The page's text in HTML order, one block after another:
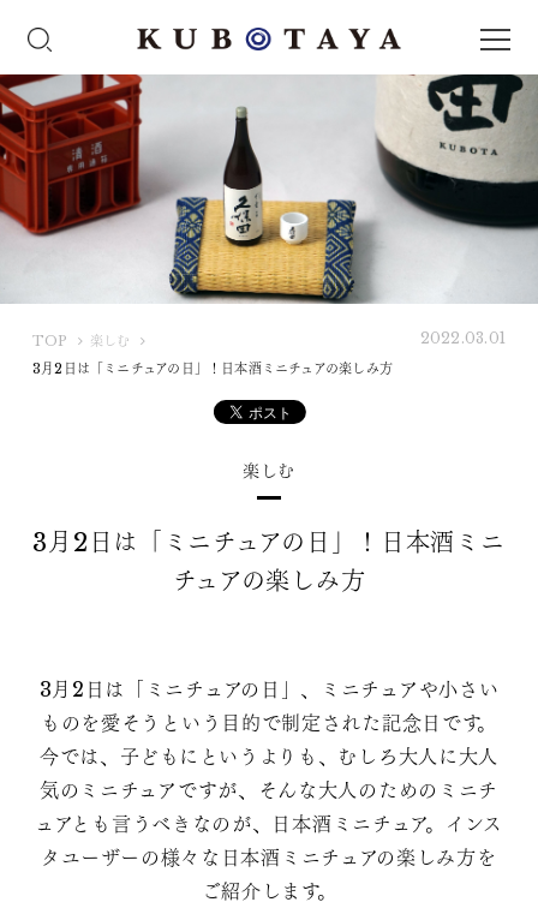
TOP
U
楽しむ
3月2日は「ミニチュアの日」！日本酒ミニチュアの楽しみ方
2022.03.01
楽しむ
3月2日は「ミニチュアの日」！日本酒ミニ
チュアの楽しみ方
3月2日は「ミニチュアの日」、ミニチュアや小さい
ものを愛そうという目的で制定された記念日です。
今では、子どもにというよりも、むしろ大人に大人
気のミニチュアですが、そんな大人のためのミニチ
ュアとも言うべきなのが、日本酒ミニチュア。インス
タユーザーの様々な日本酒ミニチュアの楽しみ方を
ご紹介します。